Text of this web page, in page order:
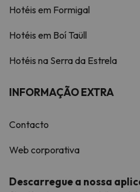
Hotéis em Formigal
Hotéis em Boí Taüll
Hotéis na Serra da Estrela
INFORMAÇÃO EXTRA
Contacto
Web corporativa
Descarregue a nossa